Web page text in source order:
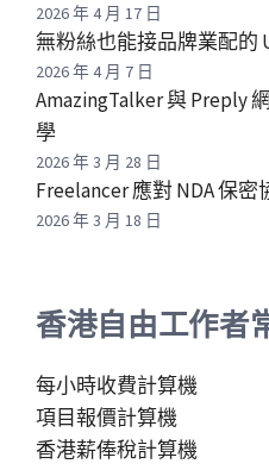
2026 年 4 月 17 日
無粉絲也能接品牌業配的
2026 年 4 月 7 日
AmazingTalker 與 Preply
學
2026 年 3 月 28 日
Freelancer 應對 NDA 保
2026 年 3 月 18 日
香港自由工作者
每小時收費計算機
項目報價計算機
香港薪俸稅計算機